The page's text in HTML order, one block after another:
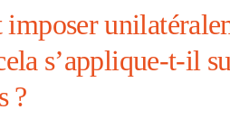
s’applique-t-il
?